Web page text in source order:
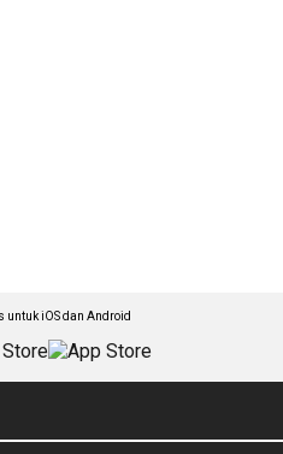
untuk iOS dan Android